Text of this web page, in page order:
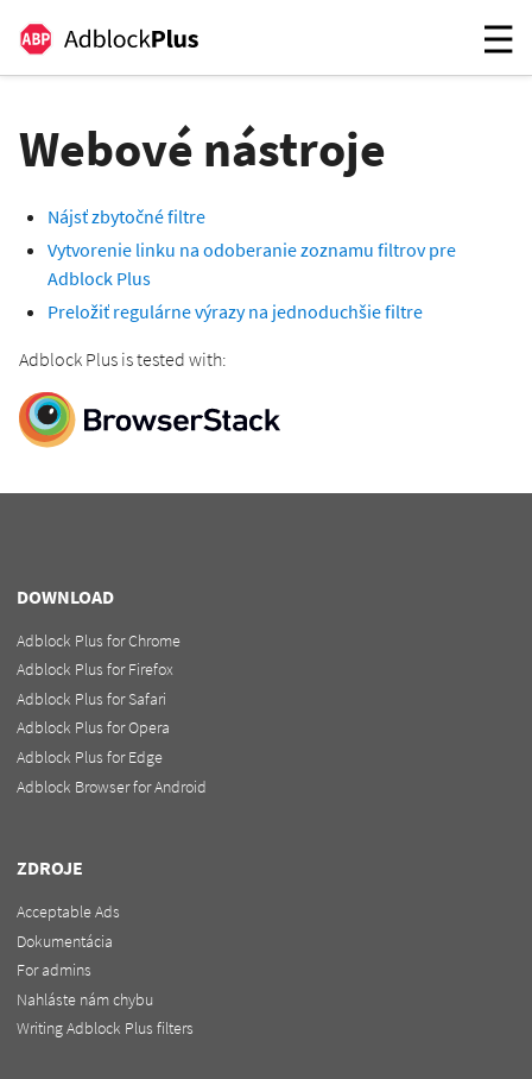
Webové nástroje
Nájsť zbytočné filtre
Vytvorenie linku na odoberanie zoznamu filtrov pre
Adblock Plus
Preložiť regulárne výrazy na jednoduchšie filtre
Adblock Plus is tested with:
DOWNLOAD
Adblock Plus for Chrome
Adblock Plus for Firefox
Adblock Plus for Safari
Adblock Plus for Opera
Adblock Plus for Edge
Adblock Browser for Android
ZDROJE
Acceptable Ads
Dokumentácia
For admins
Nahláste nám chybu
Writing Adblock Plus filters